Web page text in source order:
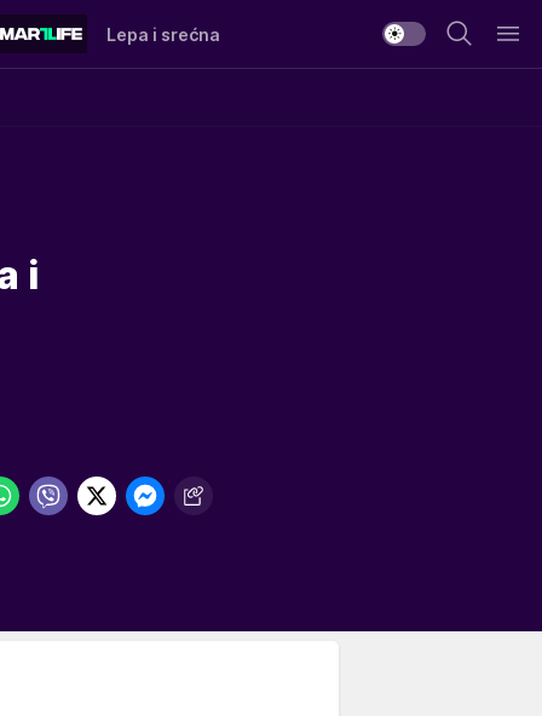
Lepa i srećna
i